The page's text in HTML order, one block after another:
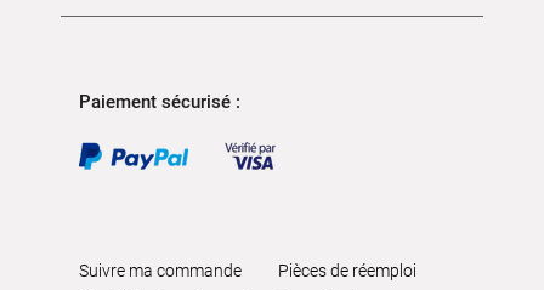
Paiement sécurisé :
Suivre ma commande
Pièces de réemploi